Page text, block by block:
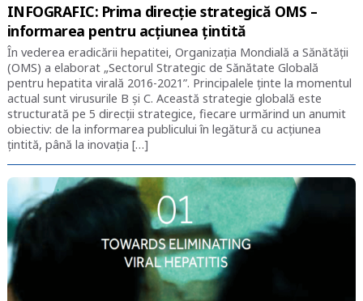
INFOGRAFIC: Prima direcție strategică OMS –
informarea pentru acțiunea țintită
În vederea eradicării hepatitei, Organizația Mondială a Sănătății
(OMS) a elaborat „Sectorul Strategic de Sănătate Globală
pentru hepatita virală 2016-2021”. Principalele ținte la momentul
actual sunt virusurile B și C. Această strategie globală este
structurată pe 5 direcții strategice, fiecare urmărind un anumit
obiectiv: de la informarea publicului în legătură cu acțiunea
țintită, până la inovația […]